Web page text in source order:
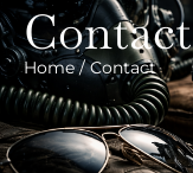
Contact
Home / Contact